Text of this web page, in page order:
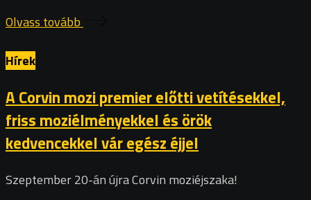
Olvass tovább
Hírek
A Corvin mozi premier előtti vetítésekkel,
friss moziélményekkel és örök
kedvencekkel vár egész éjjel
Szeptember 20-án újra Corvin moziéjszaka!